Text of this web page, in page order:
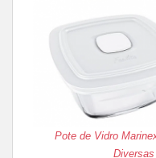
Pote de Vidro